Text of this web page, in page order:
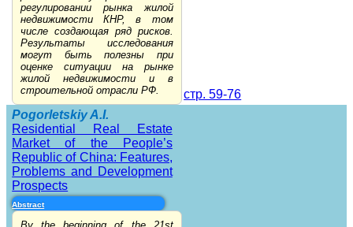
регулировании рынка жилой
недвижимости КНР, в том
числе создающая ряд рисков.
Результаты исследования
могут быть полезны при
оценке ситуации на рынке
жилой недвижимости и в
строительной отрасли РФ.
стр. 59-76
Pogorletskiy A.I.
Residential Real Estate
Market of the People’s
Republic of China: Features,
Problems and Development
Prospects
Abstract